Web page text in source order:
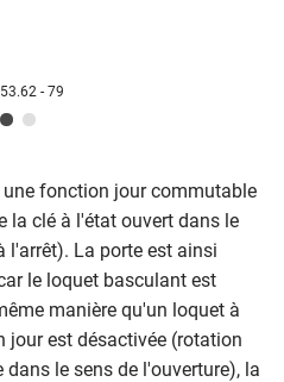
- 79
une fonction jour commutable
la clé à l'état ouvert dans le
l'arrêt). La porte est ainsi
le loquet basculant est
manière qu'un loquet à
jour est désactivée (rotation
le sens de l'ouverture), la